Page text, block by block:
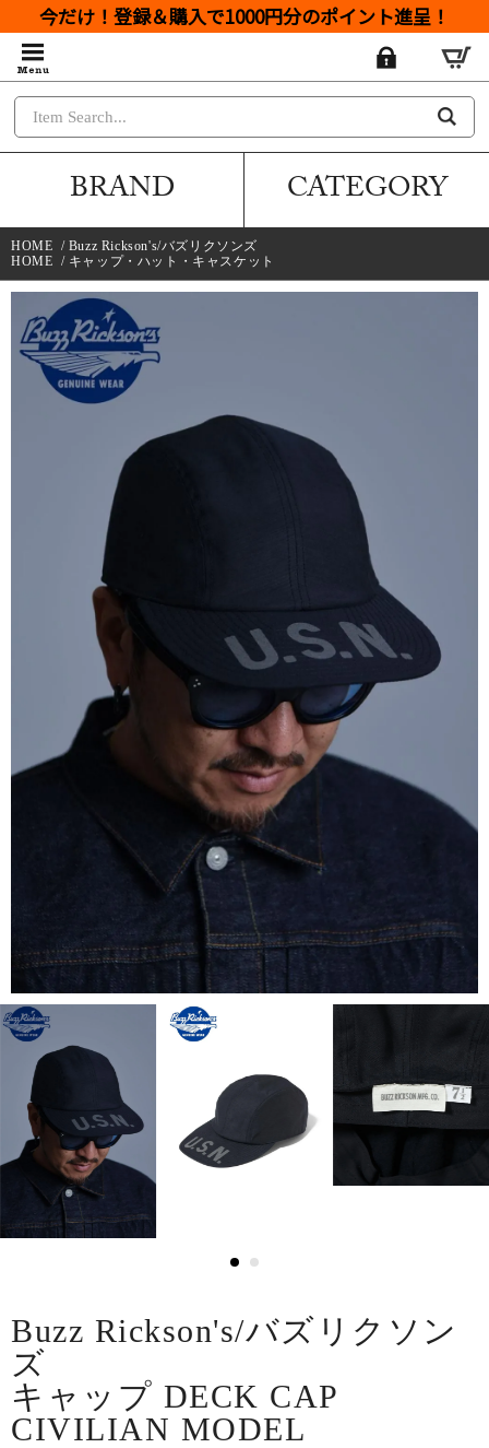
今だけ！登録＆購入で1000円分のポイント進呈！
BRAND CATEGORY
HOME / Buzz Rickson's/バズリクソンズ
HOME / キャップ・ハット・キャスケット
Buzz Rickson's/バズリクソン
ズ
キャップ DECK CAP
CIVILIAN MODEL